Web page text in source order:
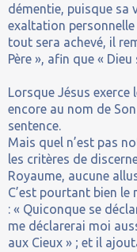
démentie, puisque sa
exaltation
tout sera achevé, il
Père », afin que «
Lorsque Jésus exerce
encore au nom de
sentence.
Mais quel n’est pas
les critères de
Royaume, aucune
C’est pourtant bien
: « Quiconque se
me déclarerai moi
aux Cieux » ; et il